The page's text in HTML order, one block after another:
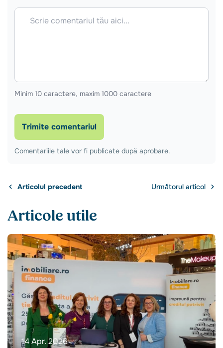
Minim 10 caractere, maxim 1000 caractere
Trimite comentariul
Comentariile tale vor fi publicate după aprobare.
Articolul precedent Următorul articol
Articole utile
14 Apr. 2026